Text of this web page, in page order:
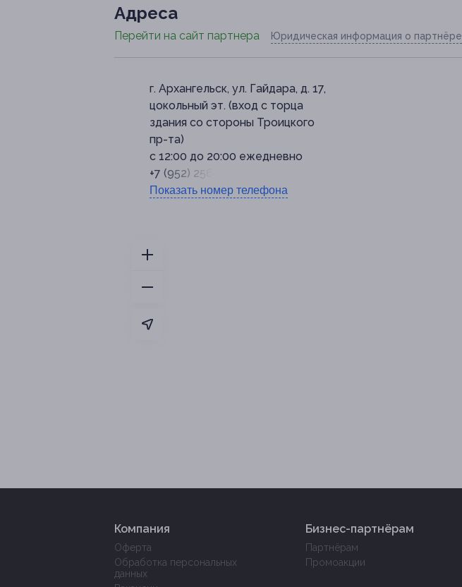
Адресa
Перейти на сайт партнера Юридическая информация о партнёре
г. Архангельск, ул. Гайдара, д. 17,
цокольный эт. (вход с торца
здания со стороны Троицкого
пр-та)
с 12:00 до 20:00 ежедневно
+7 (952) 256-43-11
Показать номер телефона
Компания
Оферта
Обработка персональных
данных
Бизнес-партнёрам
Партнёрам
Промоакции